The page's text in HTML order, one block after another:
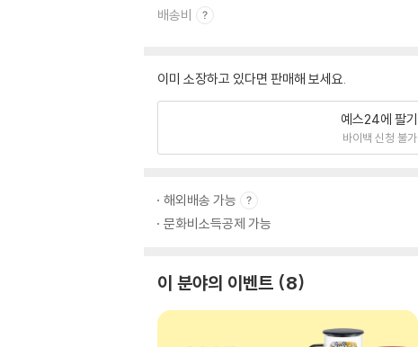
배송비
이미 소장하고 있다면 판매해 보세요.
예스24에 팔기
바이백 신청 불가
해외배송 가능
문화비소득공제 가능
이 분야의 이벤트 8